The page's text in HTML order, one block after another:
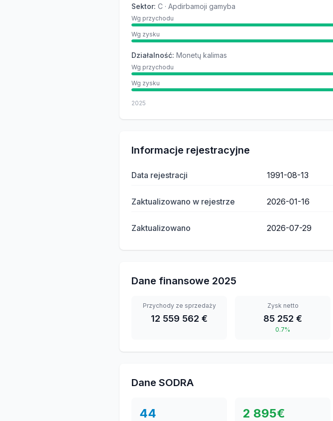
Sektor: C · Apdirbamoji gamyba
Wg przychodu
Wg zysku
Działalność: Monetų kalimas
Wg przychodu
Wg zysku
2025
Informacje rejestracyjne
Data rejestracji 1991-08-13
Zaktualizowano w rejestrze 2026-01-16
Zaktualizowano 2026-07-29
Dane finansowe 2025
Przychody ze sprzedaży
12 559 562 €
Zysk netto
85 252 €
0.7%
Dane SODRA
44 2 895€